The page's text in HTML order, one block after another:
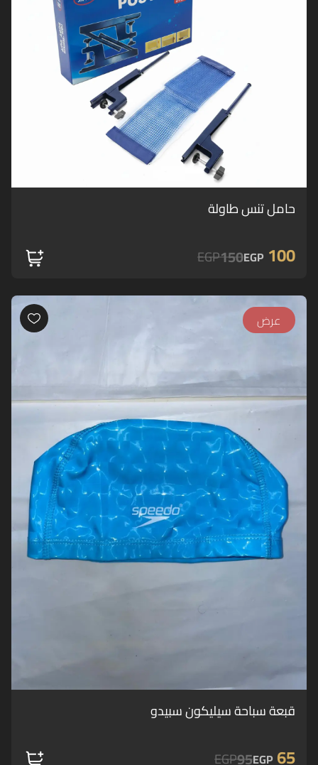
حامل تنس طاولة
100
EGP
150
EGP
عرض
قبعة سباحة سيليكون سبيدو
65
EGP
95
EGP